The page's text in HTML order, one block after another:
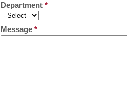
Department *
Message *